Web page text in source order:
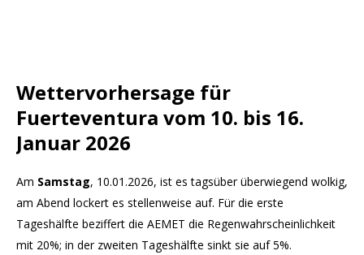
Wettervorhersage für
Fuerteventura vom 10. bis 16.
Januar 2026
Am Samstag, 10.01.2026, ist es tagsüber überwiegend wolkig,
am Abend lockert es stellenweise auf. Für die erste
Tageshälfte beziffert die AEMET die Regenwahrscheinlichkeit
mit 20%; in der zweiten Tageshälfte sinkt sie auf 5%.